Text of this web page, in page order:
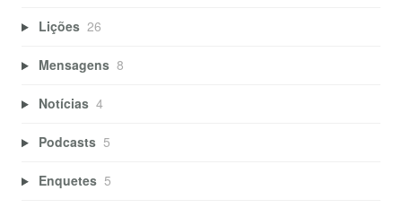
Lições 26
Mensagens 8
Notícias 4
Podcasts 5
Enquetes 5